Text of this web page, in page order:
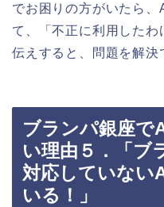
でお困りの方がいたら
て、「不正に利用した
伝えすると、問題を解決
ブランパ銀座で
い理由５．「ブ
対応していない
いる！」